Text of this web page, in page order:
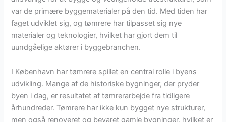
var de primære byggematerialer på den tid. Med tiden har
faget udviklet sig, og tømrere har tilpasset sig nye
materialer og teknologier, hvilket har gjort dem til
uundgåelige aktører i byggebranchen.
I København har tømrere spillet en central rolle i byens
udvikling. Mange af de historiske bygninger, der pryder
byen i dag, er resultatet af tømrerarbejde fra tidligere
århundreder. Tømrere har ikke kun bygget nye strukturer,
men også renoveret og bevaret gamle bygninger, hvilket er